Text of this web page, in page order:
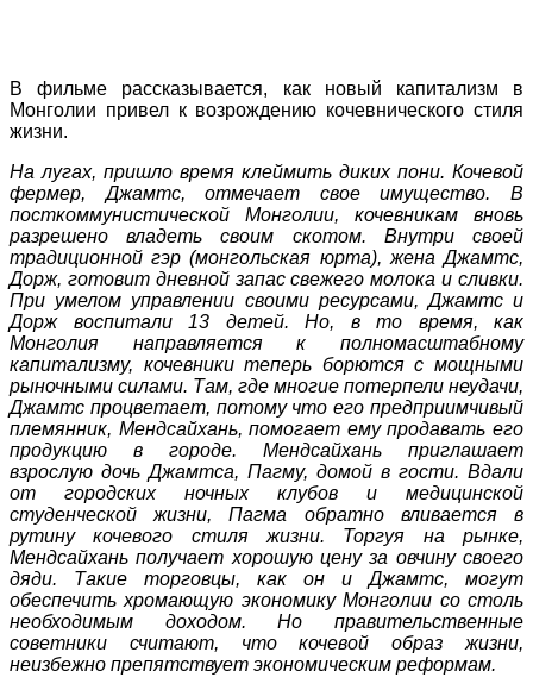
В фильме рассказывается, как новый капитализм в
Монголии привел к возрождению кочевнического стиля
жизни.
На лугах, пришло время клеймить диких пони. Кочевой
фермер, Джамтс, отмечает свое имущество. В
посткоммунистической Монголии, кочевникам вновь
разрешено владеть своим скотом. Внутри своей
традиционной гэр (монгольская юрта), жена Джамтс,
Дорж, готовит дневной запас свежего молока и сливки.
При умелом управлении своими ресурсами, Джамтс и
Дорж воспитали 13 детей. Но, в то время, как
Монголия направляется к полномасштабному
капитализму, кочевники теперь борются с мощными
рыночными силами. Там, где многие потерпели неудачи,
Джамтс процветает, потому что его предприимчивый
племянник, Мендсайхань, помогает ему продавать его
продукцию в городе. Мендсайхань приглашает
взрослую дочь Джамтса, Пагму, домой в гости. Вдали
от городских ночных клубов и медицинской
студенческой жизни, Пагма обратно вливается в
рутину кочевого стиля жизни. Торгуя на рынке,
Мендсайхань получает хорошую цену за овчину своего
дяди. Такие торговцы, как он и Джамтс, могут
обеспечить хромающую экономику Монголии со столь
необходимым доходом. Но правительственные
советники считают, что кочевой образ жизни,
неизбежно препятствует экономическим реформам.